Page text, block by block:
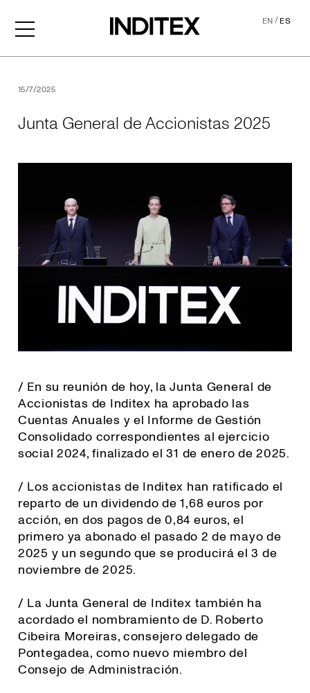
EN/ES
15/7/2025
Junta General de Accionistas 2025
/ En su reunión de hoy, la Junta General de
Accionistas de Inditex ha aprobado las
Cuentas Anuales y el Informe de Gestión
Consolidado correspondientes al ejercicio
social 2024, finalizado el 31 de enero de 2025.
/ Los accionistas de Inditex han ratificado el
reparto de un dividendo de 1,68 euros por
acción, en dos pagos de 0,84 euros, el
primero ya abonado el pasado 2 de mayo de
2025 y un segundo que se producirá el 3 de
noviembre de 2025.
/ La Junta General de Inditex también ha
acordado el nombramiento de D. Roberto
Cibeira Moreiras, consejero delegado de
Pontegadea, como nuevo miembro del
Consejo de Administración.